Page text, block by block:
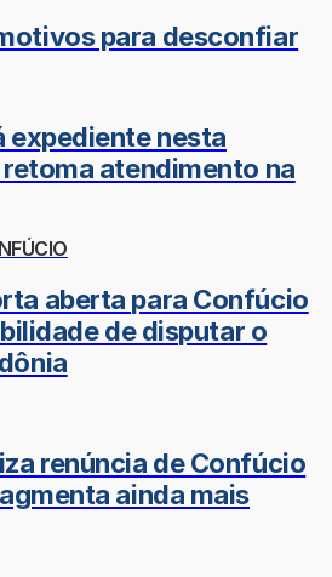
para desconfiar
expediente nesta
atendimento na
aberta para Confúcio
de disputar o
renúncia de Confúcio
ainda mais